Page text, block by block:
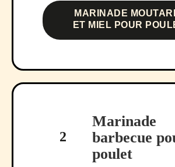
MARINADE
ET MIEL POUR
2
Marinade
barbecue
poulet